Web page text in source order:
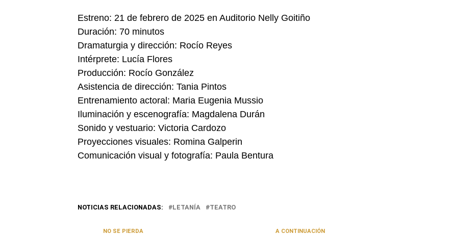
Estreno: 21 de febrero de 2025 en Auditorio Nelly Goitiño
Duración: 70 minutos
Dramaturgia y dirección: Rocío Reyes
Intérprete: Lucía Flores
Producción: Rocío González
Asistencia de dirección: Tania Pintos
Entrenamiento actoral: Maria Eugenia Mussio
Iluminación y escenografía: Magdalena Durán
Sonido y vestuario: Victoria Cardozo
Proyecciones visuales: Romina Galperin
Comunicación visual y fotografía: Paula Bentura
NOTICIAS RELACIONADAS: LETANÍA TEATRO
A CONTINUACIÓN
NO SE PIERDA